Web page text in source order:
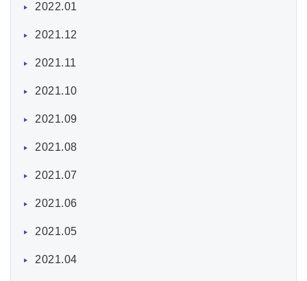
2022.01
2021.12
2021.11
2021.10
2021.09
2021.08
2021.07
2021.06
2021.05
2021.04